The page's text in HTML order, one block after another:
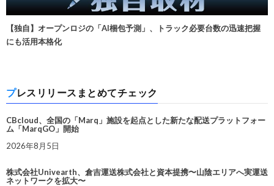
【独自】オープンロジの「AI梱包予測」、トラック必要台数の迅速把握
にも活用本格化
プレスリリースまとめてチェック
CBcloud、全国の「Marq」施設を起点とした新たな配送プラットフォー
ム「MarqGO」開始
2026年8月5日
株式会社Univearth、倉吉運送株式会社と資本提携〜山陰エリアへ実運送
ネットワークを拡大〜